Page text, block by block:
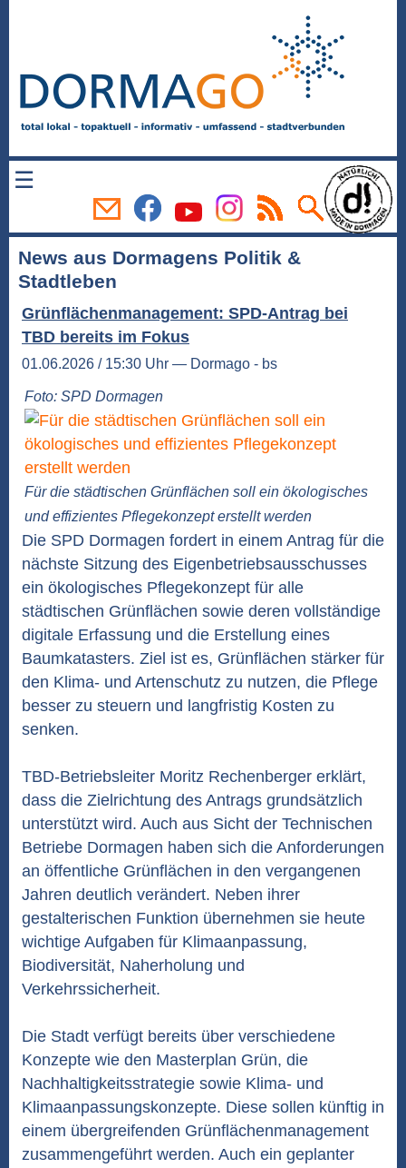
☰
News aus Dormagens Politik &
Stadtleben
Grünflächenmanagement: SPD-Antrag bei
TBD bereits im Fokus
01.06.2026 / 15:30 Uhr — Dormago - bs
Foto: SPD Dormagen
Für die städtischen Grünflächen soll ein ökologisches
und effizientes Pflegekonzept erstellt werden
Die SPD Dormagen fordert in einem Antrag für die
nächste Sitzung des Eigenbetriebsausschusses
ein ökologisches Pflegekonzept für alle
städtischen Grünflächen sowie deren vollständige
digitale Erfassung und die Erstellung eines
Baumkatasters. Ziel ist es, Grünflächen stärker für
den Klima- und Artenschutz zu nutzen, die Pflege
besser zu steuern und langfristig Kosten zu
senken.
TBD-Betriebsleiter Moritz Rechenberger erklärt,
dass die Zielrichtung des Antrags grundsätzlich
unterstützt wird. Auch aus Sicht der Technischen
Betriebe Dormagen haben sich die Anforderungen
an öffentliche Grünflächen in den vergangenen
Jahren deutlich verändert. Neben ihrer
gestalterischen Funktion übernehmen sie heute
wichtige Aufgaben für Klimaanpassung,
Biodiversität, Naherholung und
Verkehrssicherheit.
Die Stadt verfügt bereits über verschiedene
Konzepte wie den Masterplan Grün, die
Nachhaltigkeitsstrategie sowie Klima- und
Klimaanpassungskonzepte. Diese sollen künftig in
einem übergreifenden Grünflächenmanagement
zusammengeführt werden. Auch ein geplanter